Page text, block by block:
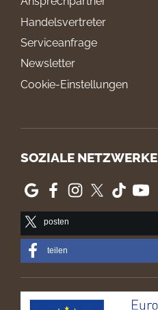
Handelsvertreter
Serviceanfrage
Newsletter
Cookie-Einstellungen
SOZIALE NETZWERKE
posten
teilen